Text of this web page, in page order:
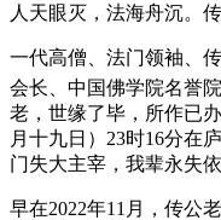
人天眼灭，法海舟沉。
一代高僧、法门领袖、
会长、中国佛学院名誉
老，世缘了毕，所作已
月十九日）23时16分在
门失大主宰，我辈永失依
早在2022年11月，传公